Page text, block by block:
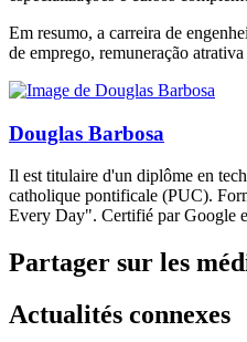
Em resumo, a carreira de
de emprego, remuneração
Douglas Barbosa
Il est titulaire d'un diplôme en
catholique pontificale (PUC).
Every Day". Certifié par Google
Partager sur les
Actualités connexes